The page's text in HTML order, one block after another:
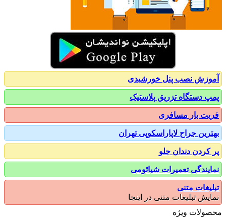
نصب پنل خورشیدی
دستگاه تزریق پلاستیک
بار مسافری
جراح لاپاراسکوپی تهران
دندان جلو
تعمیرات شیائومی
متنی
تبلیغات متنی در اینجا
ویژه